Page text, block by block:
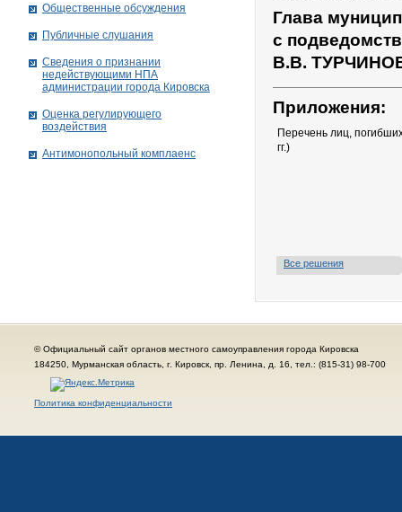
Глава
с
В.В.
Приложения:
Перечень лиц,
гг.)
Все решения
Общественные обсуждения
Публичные слушания
Сведения о признании
недействующими НПА
администрации города Кировскa
Оценка регулирующего
воздействия
Антимонопольный комплаенс
© Официальный сайт органов местного самоуправления города Кировска
184250, Мурманская область, г. Кировск, пр. Ленина, д. 16, тел.: (815-31) 98-700
Политика конфиденциальности